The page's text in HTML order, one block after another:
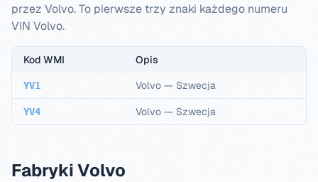
przez Volvo. To pierwsze trzy znaki każdego numeru
VIN Volvo.
Kod WMI Opis
YV1 Volvo — Szwecja
YV4 Volvo — Szwecja
Fabryki Volvo